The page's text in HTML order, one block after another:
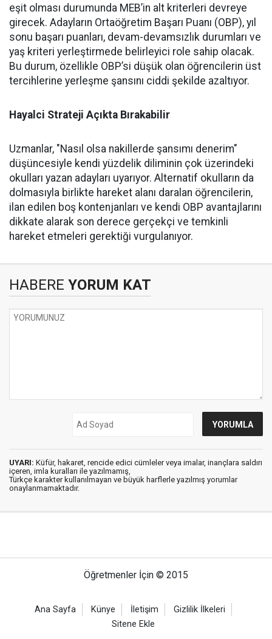
eşit olması durumunda MEB’in alt kriterleri devreye
girecek. Adayların Ortaöğretim Başarı Puanı (OBP), yıl
sonu başarı puanları, devam-devamsızlık durumları ve
yaş kriteri yerleştirmede belirleyici role sahip olacak.
Bu durum, özellikle OBP’si düşük olan öğrencilerin üst
tercihlerine yerleşme şansını ciddi şekilde azaltıyor.
Hayalci Strateji Açıkta Bırakabilir
Uzmanlar, "Nasıl olsa nakillerde şansımı denerim"
düşüncesiyle kendi yüzdelik diliminin çok üzerindeki
okulları yazan adayları uyarıyor. Alternatif okulların da
dolmasıyla birlikte hareket alanı daralan öğrencilerin,
ilan edilen boş kontenjanları ve kendi OBP avantajlarını
dikkate alarak son derece gerçekçi ve temkinli
hareket etmeleri gerektiği vurgulanıyor.
HABERE YORUM KAT
UYARI: Küfür, hakaret, rencide edici cümleler veya imalar, inançlara saldırı
içeren, imla kuralları ile yazılmamış,
Türkçe karakter kullanılmayan ve büyük harflerle yazılmış yorumlar
onaylanmamaktadır.
Öğretmenler İçin © 2015
Ana Sayfa Künye İletişim
Gizlilik İlkeleri
Sitene Ekle